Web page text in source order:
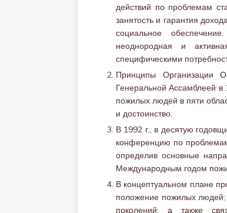
действий по проблемам
занятость и гарантия
социальное
неоднородная и
специфическими
Принципы Организации
Генеральной Ассамблеей в
пожилых людей в пяти
и достоинство.
В 1992 г., в десятую
конференцию по
определив основные
Международным годом
В концептуальном плане
положение пожилых людей;
поколений; а также